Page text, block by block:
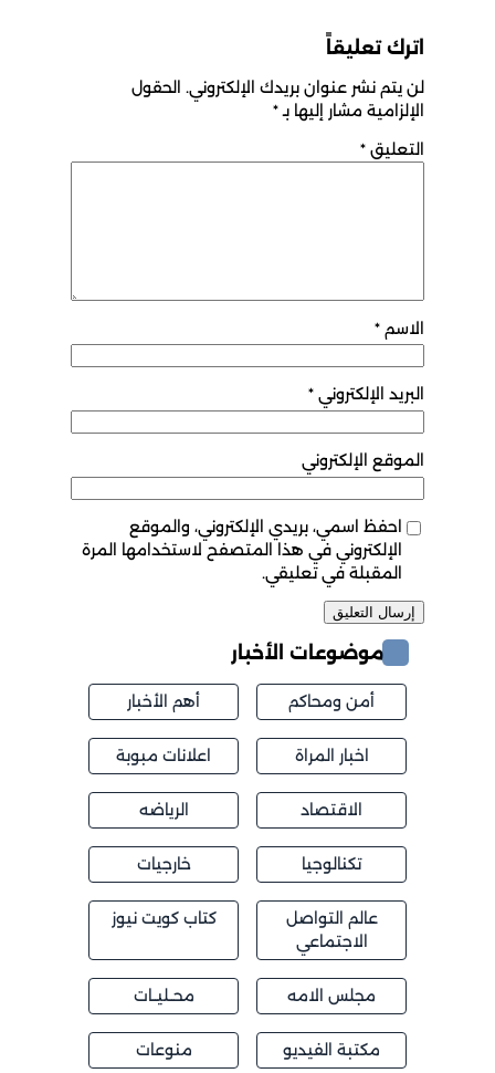
اترك تعليقاً
لن يتم نشر عنوان بريدك الإلكتروني. الحقول
الإلزامية مشار إليها بـ *
التعليق*
الاسم*
البريد الإلكتروني *
الموقع الإلكتروني
احفظ اسمي، بريدي الإلكتروني، والموقع
الإلكتروني في هذا المتصفح لاستخدامها المرة
المقبلة في تعليقي.
موضوعات الأخبار
أمن ومحاكم أهم الأخبار
اخبار المراة اعلانات مبوبة
الاقتصاد الرياضه
تكنالوجيا خارجيات
عالم التواصل
الاجتماعي
كتاب كويت نيوز
مجلس الامه محــليــات
مكتبة الفيديو منوعات